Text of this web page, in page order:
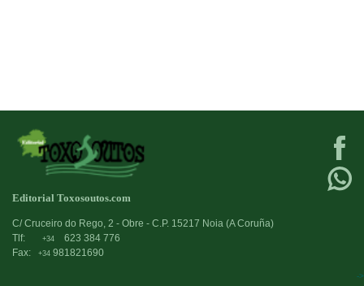
Editorial Toxosoutos.com
C/ Cruceiro do Rego, 2 - Obre - C.P. 15217 Noia (A Coruña)
Tlf:
+34
623 384 776
Fax:
+34 981821690
->